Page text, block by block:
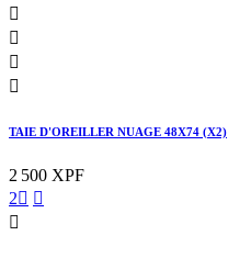




TAIE D'OREILLER NUAGE 48X74 (X2)
2 500 XPF
2 
